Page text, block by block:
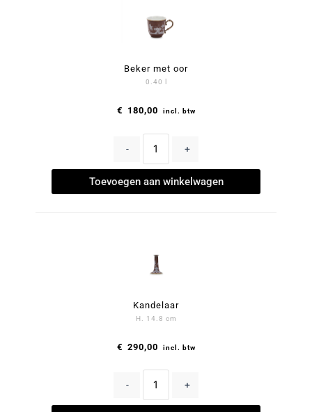
Beker met oor
0.40 l
€ 180,00 incl. btw
- +
Toevoegen aan winkelwagen
Kandelaar
H. 14.8 cm
€ 290,00 incl. btw
- +